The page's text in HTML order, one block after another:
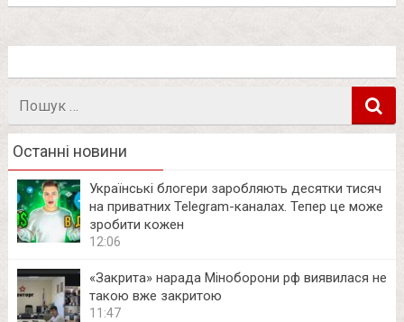
Останні новини
Українські блогери заробляють десятки тисяч
на приватних Telegram-каналах. Тепер це може
зробити кожен
12:06
«Закрита» нарада Міноборони рф виявилася не
такою вже закритою
11:47